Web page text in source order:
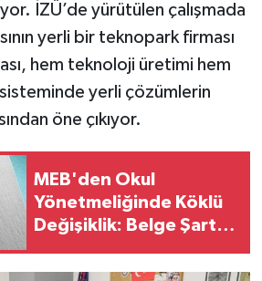
İZÜ’de yürütülen çalışmada
yerli bir teknopark firması
hem teknoloji üretimi hem
yerli çözümlerin
öne çıkıyor.
MEB'den Okul
Yönetmeliğinde Köklü
Değişiklik: Belge Şartı,
Randevu Dönemi